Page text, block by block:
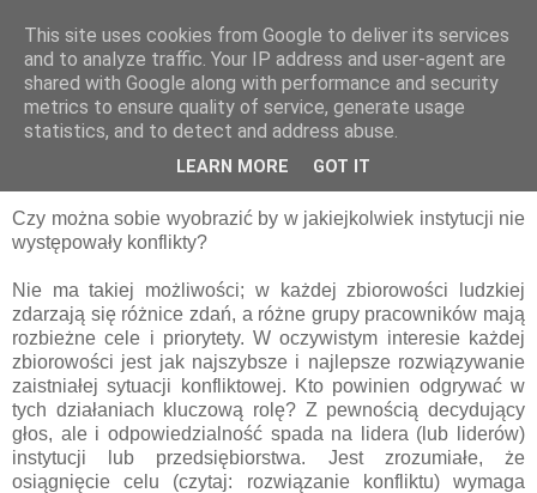
pluskiewicz.blogspot.com
niedziela, 31 maja 2009
Konflikt wokół Szpitala Okulistycznego
Czy można sobie wyobrazić by w jakiejkolwiek instytucji nie
występowały konflikty?
Nie ma takiej możliwości; w każdej zbiorowości ludzkiej
zdarzają się różnice zdań, a różne grupy pracowników mają
rozbieżne cele i priorytety. W oczywistym interesie każdej
zbiorowości jest jak najszybsze i najlepsze rozwiązywanie
zaistniałej sytuacji konfliktowej. Kto powinien odgrywać w
tych działaniach kluczową rolę? Z pewnością decydujący
głos, ale i odpowiedzialność spada na lidera (lub liderów)
instytucji lub przedsiębiorstwa. Jest zrozumiałe, że
osiągnięcie celu (czytaj: rozwiązanie konfliktu) wymaga
This site uses cookies from Google to deliver its services
and to analyze traffic. Your IP address and user-agent are
shared with Google along with performance and security
metrics to ensure quality of service, generate usage
statistics, and to detect and address abuse.
LEARN MORE GOT IT